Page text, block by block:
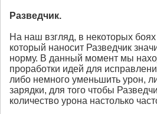
Разведчик.
На наш взгляд, в некоторых
который наносит Разведчик
норму. В данный момент мы
проработки идей для
либо немного уменьшить урон,
зарядки, для того чтобы
количество урона настолько